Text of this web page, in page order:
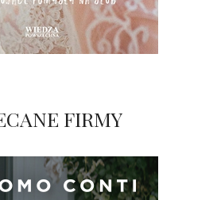
FIRMY